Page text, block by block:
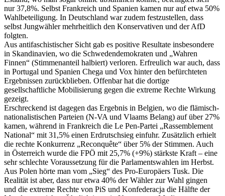
nur 37,8%. Selbst Frankreich und Spanien kamen nur auf etwa 50%
Wahlbeteiligung. In Deutschland war zudem festzustellen, dass
selbst Jungwähler mehrheitlich den Konservativen und der AfD
folgten.
Aus antifaschistischer Sicht gab es positive Resultate insbesondere
in Skandinavien, wo die Schwedendemokraten und „Wahren
Finnen“ (Stimmenanteil halbiert) verloren. Erfreulich war auch, dass
in Portugal und Spanien Chega und Vox hinter den befürchteten
Ergebnissen zurückblieben. Offenbar hat die dortige
gesellschaftliche Mobilisierung gegen die extreme Rechte Wirkung
gezeigt.
Erschreckend ist dagegen das Ergebnis in Belgien, wo die flämisch-
nationalistischen Parteien (N-VA und Vlaams Belang) auf über 27%
kamen, während in Frankreich die Le Pen-Partei „Rassemblement
National“ mit 31,5% einen Erdrutschsieg einfuhr. Zusätzlich erhielt
die rechte Konkurrenz „Reconquête“ über 5% der Stimmen. Auch
in Österreich wurde die FPÖ mit 25,7% (+9%) stärkste Kraft – eine
sehr schlechte Voraussetzung für die Parlamentswahlen im Herbst.
Aus Polen hörte man vom „Sieg“ des Pro-Europäers Tusk. Die
Realität ist aber, dass nur etwa 40% der Wähler zur Wahl gingen
und die extreme Rechte von PiS und Konfederacja die Hälfte der